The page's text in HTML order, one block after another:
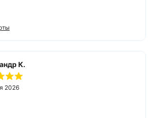
К.
2026